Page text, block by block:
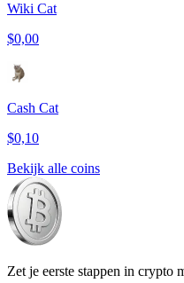
Wiki Cat
$0,00
Cash Cat
$0,10
Bekijk alle coins
Zet je eerste stappen in crypto